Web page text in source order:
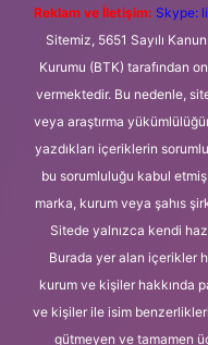
Reklam ve İletişim: Skype:
Sitemiz, 5651 Sayılı
Kurumu (BTK) tarafından
vermektedir. Bu nedenle,
veya araştırma
yazdıkları içeriklerin
bu sorumluluğu kabul
marka, kurum veya şahıs
Sitede yalnızca kendi
Burada yer alan içerikler
kurum ve kişiler hakkında
ve kişiler ile isim
gütmeyen ve tamamen